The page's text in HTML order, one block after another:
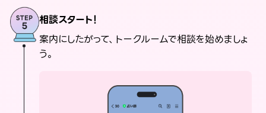
相談スタート！
案内にしたがって、トークルームで相談を始めましょ
う。